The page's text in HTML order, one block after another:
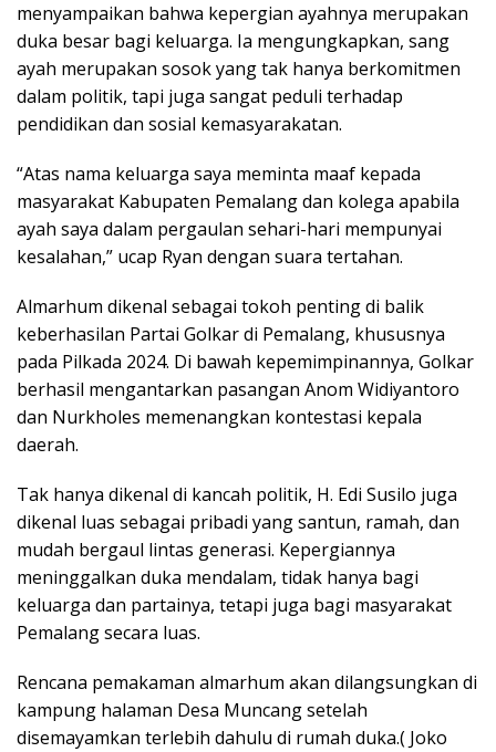
menyampaikan bahwa kepergian ayahnya merupakan
duka besar bagi keluarga. Ia mengungkapkan, sang
ayah merupakan sosok yang tak hanya berkomitmen
dalam politik, tapi juga sangat peduli terhadap
pendidikan dan sosial kemasyarakatan.
“Atas nama keluarga saya meminta maaf kepada
masyarakat Kabupaten Pemalang dan kolega apabila
ayah saya dalam pergaulan sehari-hari mempunyai
kesalahan,” ucap Ryan dengan suara tertahan.
Almarhum dikenal sebagai tokoh penting di balik
keberhasilan Partai Golkar di Pemalang, khususnya
pada Pilkada 2024. Di bawah kepemimpinannya, Golkar
berhasil mengantarkan pasangan Anom Widiyantoro
dan Nurkholes memenangkan kontestasi kepala
daerah.
Tak hanya dikenal di kancah politik, H. Edi Susilo juga
dikenal luas sebagai pribadi yang santun, ramah, dan
mudah bergaul lintas generasi. Kepergiannya
meninggalkan duka mendalam, tidak hanya bagi
keluarga dan partainya, tetapi juga bagi masyarakat
Pemalang secara luas.
Rencana pemakaman almarhum akan dilangsungkan di
kampung halaman Desa Muncang setelah
disemayamkan terlebih dahulu di rumah duka.( Joko